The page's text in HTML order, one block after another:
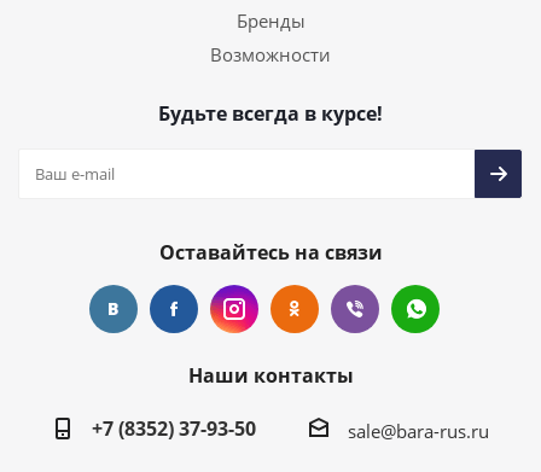
Бренды
Возможности
Будьте всегда в курсе!
Оставайтесь на связи
Наши контакты
+7 (8352) 37-93-50
sale@bara-rus.ru